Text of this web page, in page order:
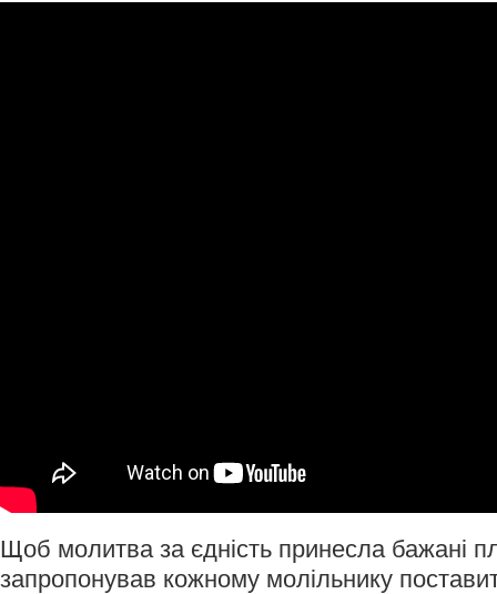
Щоб молитва за єдність принесла бажані
запропонував кожному молільнику